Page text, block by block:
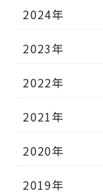
2024年
2023年
2022年
2021年
2020年
2019年